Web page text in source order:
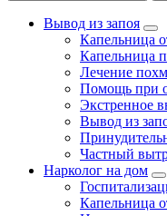
Вывод из запоя
Капельница
Капельница
Лечение
Помощь при
Экстренное
Вывод из
Частный
Нарколог на дом
Капельница